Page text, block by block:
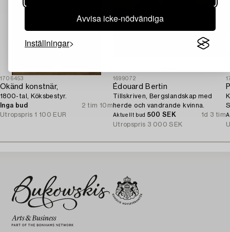
Avvisa icke-nödvändiga
Inställningar
1706453
Okänd konstnär,
1800-tal, Köksbestyr.
Inga bud
2 tim 10m
Utropspris 1 100 EUR
1699072
Édouard Bertin
Tillskriven, Bergslandskap med
herde och vandrande kvinna.
Aktuellt bud 500 SEK
1d 3 tim
Utropspris 3 000 SEK